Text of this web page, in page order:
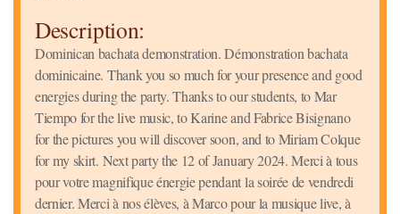
Description:
Dominican bachata demonstration. Démonstration bachata
dominicaine. Thank you so much for your presence and good
energies during the party. Thanks to our students, to Mar
Tiempo for the live music, to Karine and Fabrice Bisignano
for the pictures you will discover soon, and to Miriam Colque
for my skirt. Next party the 12 of January 2024. Merci à tous
pour votre magnifique énergie pendant la soirée de vendredi
dernier. Merci à nos élèves, à Marco pour la musique live, à